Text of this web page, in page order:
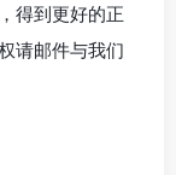
得到更好的正
请邮件与我们